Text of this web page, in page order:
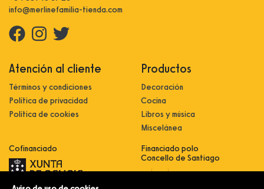
info@merlinefamilia-tienda.com
Atención al cliente
Términos y condiciones
Política de privacidad
Política de cookies
Productos
Decoración
Cocina
Libros y música
Miscelánea
Cofinanciado
Financiado polo
Concello de Santiago